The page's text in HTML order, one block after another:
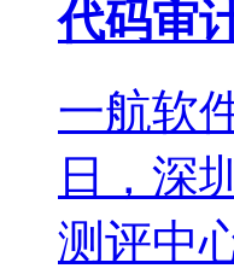
代码审
一航软
日，深
测评中